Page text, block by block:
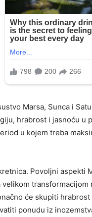
Marsa, Sunca i
hrabrost i jasnoću u
u kojem treba
Povoljni aspekti
transformacijom
će skupiti
ponudu iz